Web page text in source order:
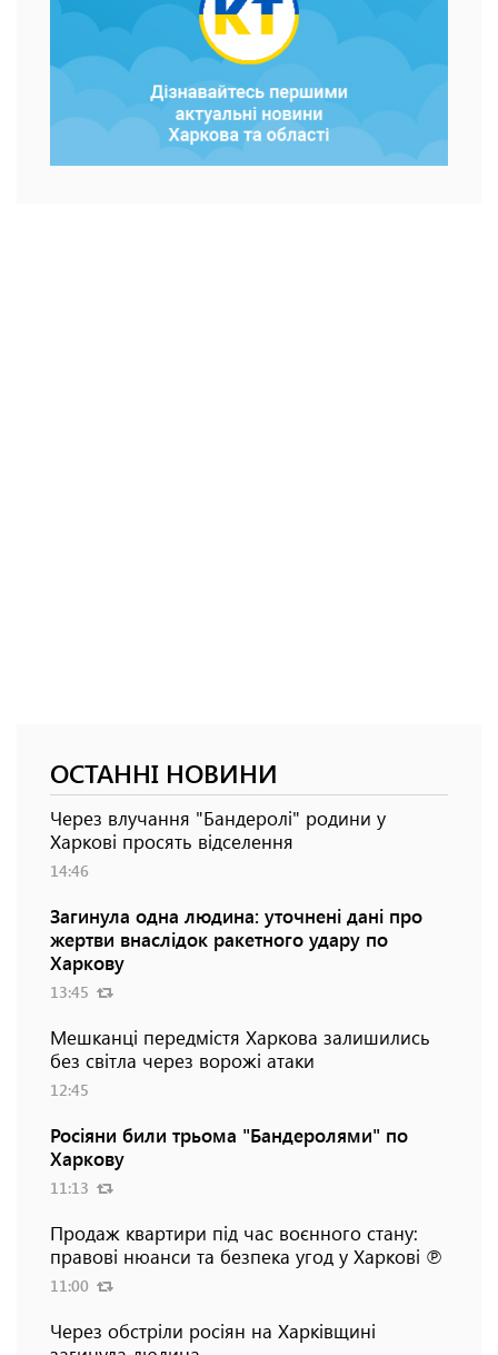
ОСТАННІ НОВИНИ
Через влучання "Бандеролі" родини у
Харкові просять відселення
14:46
Загинула одна людина: уточнені дані про
жертви внаслідок ракетного удару по
Харкову
13:45
Мешканці передмістя Харкова залишились
без світла через ворожі атаки
12:45
Росіяни били трьома "Бандеролями" по
Харкову
11:13
Продаж квартири під час воєнного стану:
правові нюанси та безпека угод у Харкові ℗
11:00
Через обстріли росіян на Харківщині